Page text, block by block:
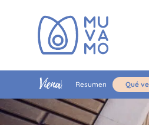
Viena Resumen Qué